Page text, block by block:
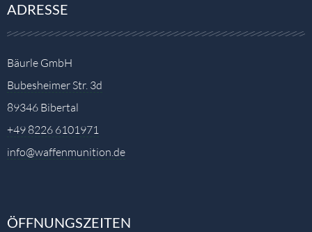
ADRESSE
Bäurle GmbH
Bubesheimer Str. 3d
89346 Bibertal
+49 8226 6101971
info@waffenmunition.de
ÖFFNUNGSZEITEN